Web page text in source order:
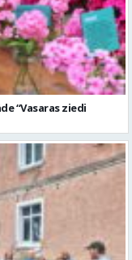
“Vasaras ziedi